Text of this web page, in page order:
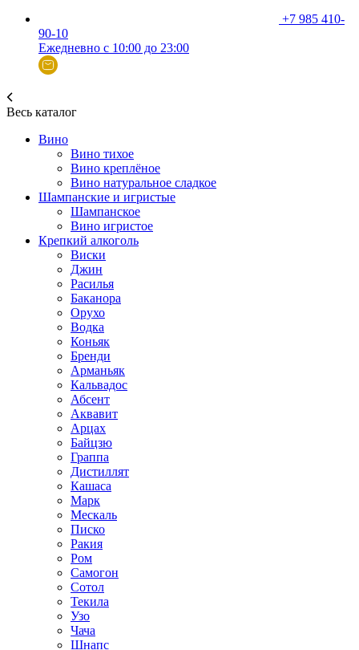
+7 985 410-
90-10
Ежедневно с 10:00 до 23:00
Весь каталог
Вино
Вино тихое
Вино креплёное
Вино натуральное сладкое
Шампанские и игристые
Шампанское
Вино игристое
Крепкий алкоголь
Виски
Джин
Расилья
Баканора
Орухо
Водка
Коньяк
Бренди
Арманьяк
Кальвадос
Абсент
Аквавит
Арцах
Байцзю
Граппа
Дистиллят
Кашаса
Марк
Мескаль
Писко
Ракия
Ром
Самогон
Сотол
Текила
Узо
Чача
Шнапс